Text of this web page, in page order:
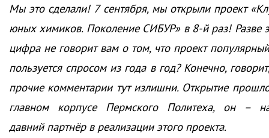
Мы это сделали! 7 сентября, мы открыли проект
юных химиков. Поколение СИБУР» в 8-й раз! Разве
цифра не говорит вам о том, что проект
пользуется спросом из года в год? Конечно,
прочие комментарии тут излишни. Открытие
главном корпусе Пермского Политеха, он –
давний партнёр в реализации этого проекта.